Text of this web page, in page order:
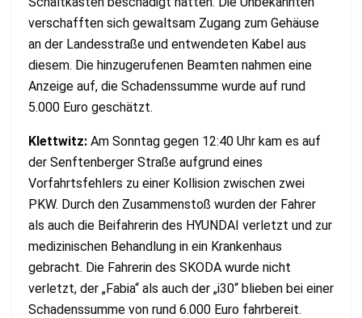
verschafften sich gewaltsam Zugang zum Gehäuse
an der Landesstraße und entwendeten Kabel aus
diesem. Die hinzugerufenen Beamten nahmen eine
Anzeige auf, die Schadenssumme wurde auf rund
5.000 Euro geschätzt.
Klettwitz: Am Sonntag gegen 12:40 Uhr kam es auf
der Senftenberger Straße aufgrund eines
Vorfahrtsfehlers zu einer Kollision zwischen zwei
PKW. Durch den Zusammenstoß wurden der Fahrer
als auch die Beifahrerin des HYUNDAI verletzt und zur
medizinischen Behandlung in ein Krankenhaus
gebracht. Die Fahrerin des SKODA wurde nicht
verletzt, der „Fabia“ als auch der „i30“ blieben bei einer
Schadenssumme von rund 6.000 Euro fahrbereit.